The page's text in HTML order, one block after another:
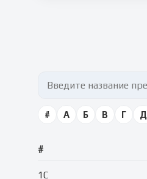
# А Б В Г Д
#
1C